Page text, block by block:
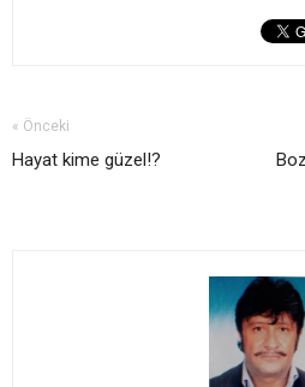
« Önceki
Hayat kime güzel!?